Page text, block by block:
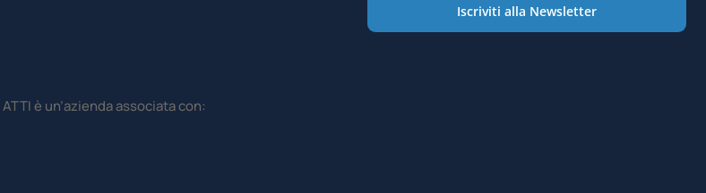
Iscriviti alla Newsletter
ATTI è un’azienda associata con: